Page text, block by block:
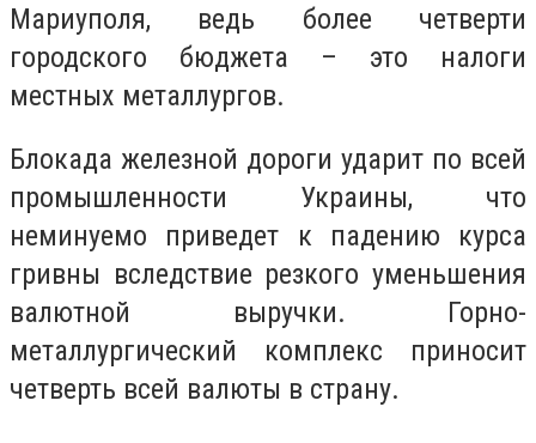
Мариуполя, ведь более четверти
городского бюджета – это налоги
местных металлургов.
Блокада железной дороги ударит по всей
промышленности Украины, что
неминуемо приведет к падению курса
гривны вследствие резкого уменьшения
валютной выручки. Горно-
металлургический комплекс приносит
четверть всей валюты в страну.